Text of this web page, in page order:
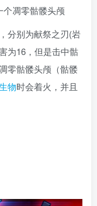
凋零骷髅头颅
分别为献祭之刃(岩
为16，但是击中骷
零骷髅头颅（骷髅
物时会着火，并且